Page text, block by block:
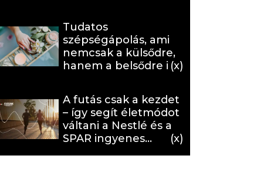
Tudatos
szépségápolás, ami
nemcsak a külsődre,
hanem a belsődre is
A futás csak a kezdet
– így segít életmódot
váltani a Nestlé és a
SPAR ingyenes